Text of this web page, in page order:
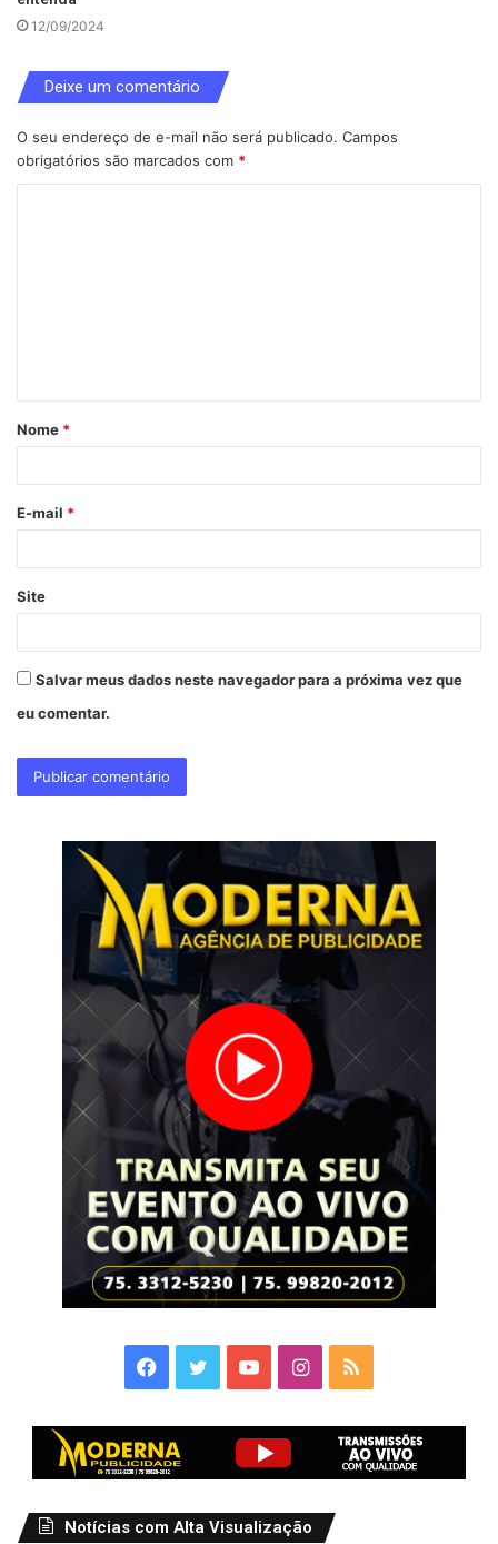
12/09/2024
Deixe um comentário
O seu endereço de e-mail não será publicado. Campos
obrigatórios são marcados com *
á
r
*
Nome *
E-mail *
Site
Salvar meus dados neste navegador para a próxima vez que
eu comentar.
Facebook
TwitterYouTubeInstagram
RSS
Notícias com Alta Visualização